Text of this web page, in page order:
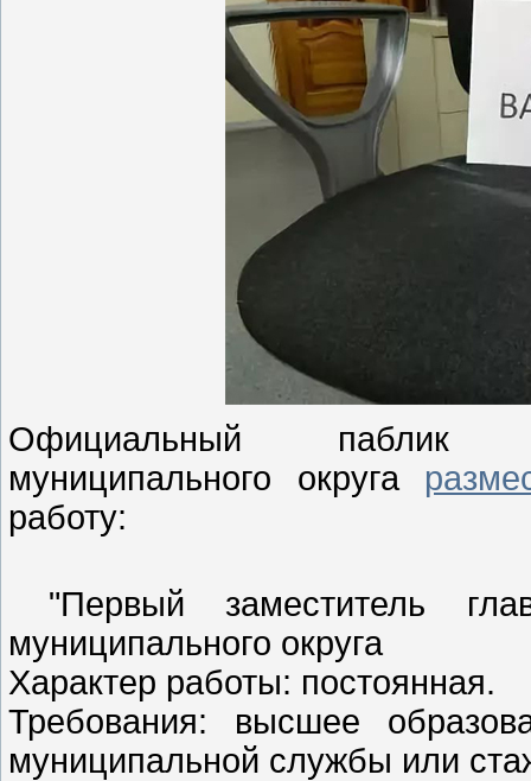
Официальный паблик
муниципального округа
работу:
"Первый заместитель
муниципального округа
Характер работы: постоянная.
Требования: высшее
муниципальной службы или